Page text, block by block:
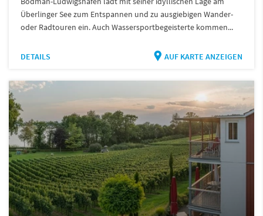
Überlinger See zum Entspannen und zu ausgiebigen Wander-
oder Radtouren ein. Auch Wassersportbegeisterte kommen...
DETAILS AUF KARTE ANZEIGEN